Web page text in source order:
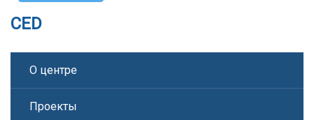
CED
О центре
Проекты